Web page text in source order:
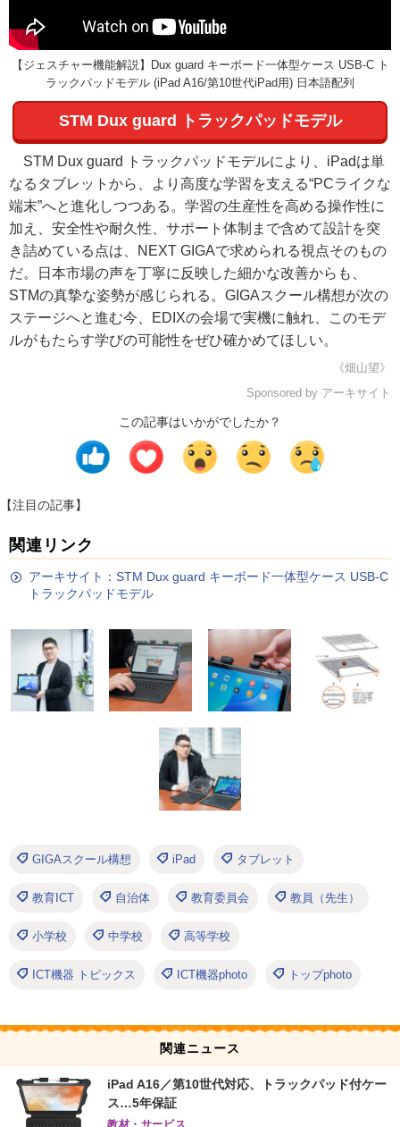
【ジェスチャー機能解説】Dux guard キーボード一体型ケース USB-C ト
ラックパッドモデル (iPad A16/第10世代iPad用) 日本語配列
STM Dux guard トラックパッドモデル
STM Dux guard トラックパッドモデルにより、iPadは単
なるタブレットから、より高度な学習を支える“PCライクな
端末”へと進化しつつある。学習の生産性を高める操作性に
加え、安全性や耐久性、サポート体制まで含めて設計を突
き詰めている点は、NEXT GIGAで求められる視点そのもの
だ。日本市場の声を丁寧に反映した細かな改善からも、
STMの真摯な姿勢が感じられる。GIGAスクール構想が次の
ステージへと進む今、EDIXの会場で実機に触れ、このモデ
ルがもたらす学びの可能性をぜひ確かめてほしい。
《畑山望》
Sponsored by アーキサイト
この記事はいかがでしたか？
【注目の記事】
関連リンク
アーキサイト：STM Dux guard キーボード一体型ケース USB-C
トラックパッドモデル
GIGAスクール構想 iPad タブレット
教育ICT 自治体 教育委員会 教員（先生）
小学校 中学校 高等学校
ICT機器 トピックス ICT機器photo トップphoto
関連ニュース
iPad A16／第10世代対応、トラックパッド付ケー
ス…5年保証
教材・サービス